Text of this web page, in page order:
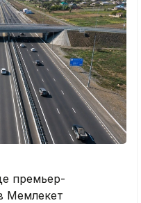
премьер-
Мемлекет